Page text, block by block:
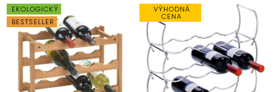
Abecedně
EKOLOGICKÝ
BESTSELLER
VÝHODNÁ
CENA